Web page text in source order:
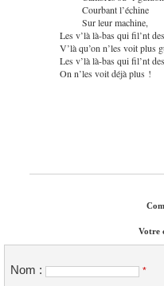
Courbant l’échine
Sur leur machine,
Les v’là là-bas qui fil’nt
V’là qu’on n’les voit plus
Les v’là là-bas qui fil’nt
On n’les voit déjà plus !
Votre
Nom : *